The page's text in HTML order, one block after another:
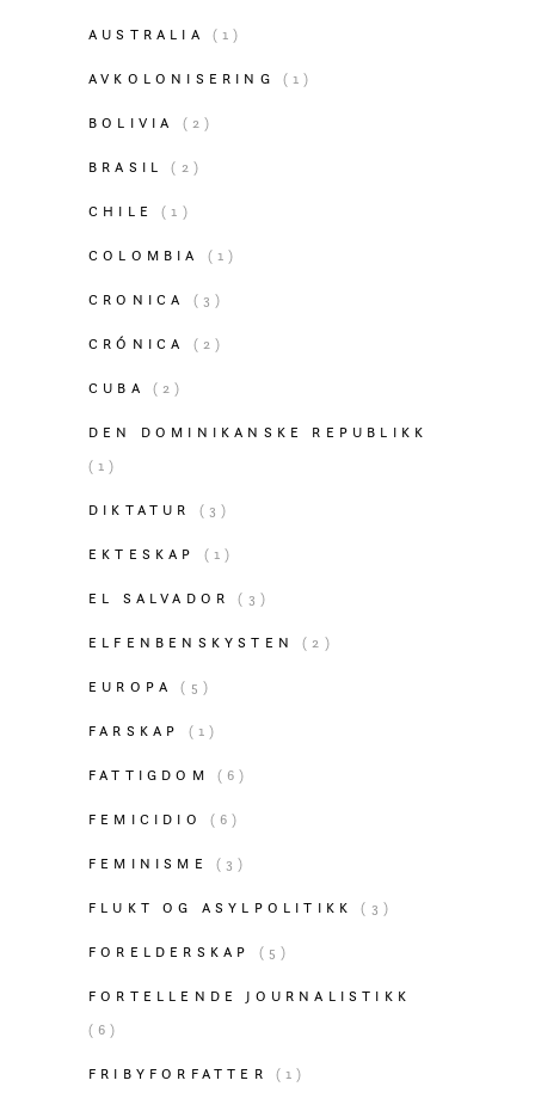
AUSTRALIA (1)
AVKOLONISERING (1)
BOLIVIA (2)
BRASIL (2)
CHILE (1)
COLOMBIA (1)
CRONICA (3)
CRÓNICA (2)
CUBA (2)
DEN DOMINIKANSKE REPUBLIKK
(1)
DIKTATUR (3)
EKTESKAP (1)
EL SALVADOR (3)
ELFENBENSKYSTEN (2)
EUROPA (5)
FARSKAP (1)
FATTIGDOM (6)
FEMICIDIO (6)
FEMINISME (3)
FLUKT OG ASYLPOLITIKK (3)
FORELDERSKAP (5)
FORTELLENDE JOURNALISTIKK
(6)
FRIBYFORFATTER (1)